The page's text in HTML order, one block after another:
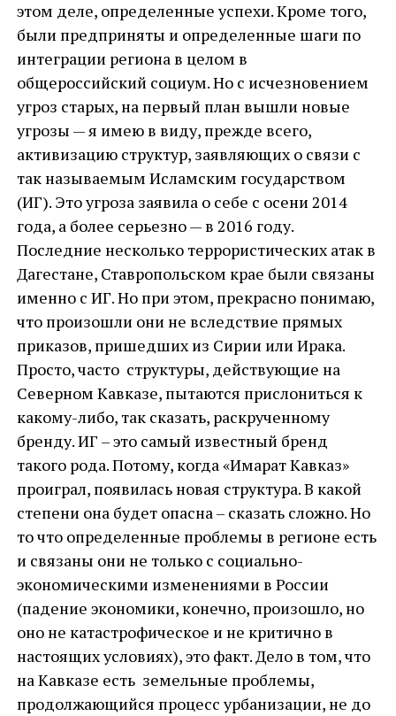
этом деле, определенные успехи. Кроме того,
были предприняты и определенные шаги по
интеграции региона в целом в
общероссийский социум. Но с исчезновением
угроз старых, на первый план вышли новые
угрозы — я имею в виду, прежде всего,
активизацию структур, заявляющих о связи с
так называемым Исламским государством
(ИГ). Это угроза заявила о себе с осени 2014
года, а более серьезно — в 2016 году.
Последние несколько террористических атак в
Дагестане, Ставропольском крае были связаны
именно с ИГ. Но при этом, прекрасно понимаю,
что произошли они не вследствие прямых
приказов, пришедших из Сирии или Ирака.
Просто, часто структуры, действующие на
Северном Кавказе, пытаются прислониться к
какому-либо, так сказать, раскрученному
бренду. ИГ – это самый известный бренд
такого рода. Потому, когда «Имарат Кавказ»
проиграл, появилась новая структура. В какой
степени она будет опасна – сказать сложно. Но
то что определенные проблемы в регионе есть
и связаны они не только с социально-
экономическими изменениями в России
(падение экономики, конечно, произошло, но
оно не катастрофическое и не критично в
настоящих условиях), это факт. Дело в том, что
на Кавказе есть земельные проблемы,
продолжающийся процесс урбанизации, не до